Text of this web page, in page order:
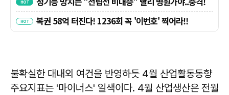
불확실한 대내외 여건을 반영하듯 4월 산업활동동향
주요지표는 '마이너스' 일색이다. 4월 산업생산은 전월